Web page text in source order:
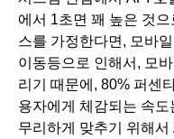
에서 1초면 꽤 높은 것
스를 가정한다면, 모바
이동등으로 인해서, 모
리기 때문에, 80% 퍼센
용자에게 체감되는 속
무리하게 맞추기 위해